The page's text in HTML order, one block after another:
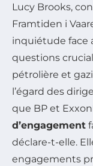
Lucy Brooks,
Framtiden i
inquiétude face
questions
pétrolière et
l’égard des
que BP et
d’engagement
déclare-t-elle.
engagements